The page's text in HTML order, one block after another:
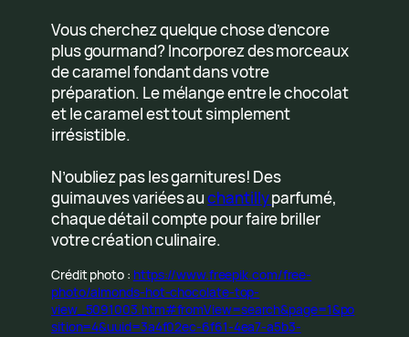
Vous cherchez quelque chose d’encore
plus gourmand? Incorporez des morceaux
de caramel fondant dans votre
préparation. Le mélange entre le chocolat
et le caramel est tout simplement
irrésistible.
N’oubliez pas les garnitures! Des
guimauves variées auchantillyparfumé,
chaque détail compte pour faire briller
votre création culinaire.
Crédit photo : https://www.freepik.com/free-
photo/almonds-hot-chocolate-top-
view_5091003.htm#fromView=search&page=1&po
sition=4&uuid=3a4f02ec-6f61-4ea7-a5b3-